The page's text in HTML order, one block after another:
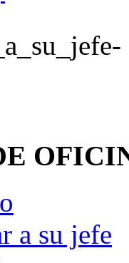
a su jefe